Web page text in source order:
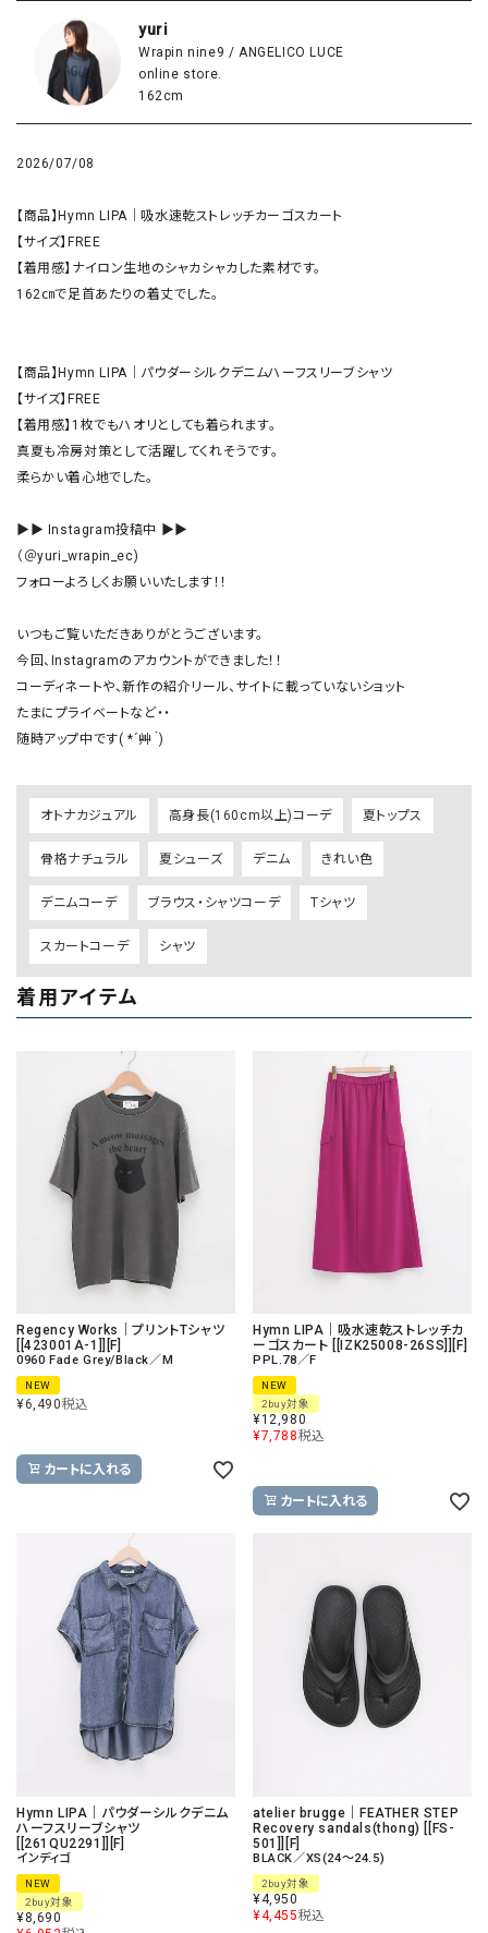
yuri
Wrapin nine9 / ANGELICO LUCE
online store.
162cm
2026/07/08
【商品】Hymn LIPA｜吸水速乾ストレッチカーゴスカート
【サイズ】FREE
【着用感】ナイロン生地のシャカシャカした素材です。
162㎝で足首あたりの着丈でした。
【商品】Hymn LIPA｜パウダーシルクデニムハーフスリーブシャツ
【サイズ】FREE
【着用感】1枚でもハオリとしても着られます。
真夏も冷房対策として活躍してくれそうです。
柔らかい着心地でした。
▶▶ Instagram投稿中 ▶▶
（＠yuri_wrapin_ec)
フォローよろしくお願いいたします！！
いつもご覧いただきありがとうございます。
今回、Instagramのアカウントができました！！
コーディネートや、新作の紹介リール、サイトに載っていないショット
たまにプライベートなど・・
随時アップ中です( *´艸｀)
オトナカジュアル 高身長(160cm以上)コーデ 夏トップス
骨格ナチュラル 夏シューズ デニム きれい色
デニムコーデ ブラウス・シャツコーデ Tシャツ
スカートコーデ シャツ
着用アイテム
Regency Works｜プリントTシャツ
[[423001A-1]][F]
0960 Fade Grey/Black／M
NEW
¥6,490税込
カートに入れる
Hymn LIPA｜吸水速乾ストレッチカ
ーゴスカート [[IZK25008-26SS]][F]
PPL.78／F
NEW
2buy対象
¥12,980
¥7,788税込
カートに入れる
Hymn LIPA｜パウダーシルクデニム
ハーフスリーブシャツ
[[261QU2291]][F]
インディゴ
NEW
2buy対象
¥8,690
atelier brugge｜FEATHER STEP
Recovery sandals(thong) [[FS-
501]][F]
BLACK／XS(24～24.5)
2buy対象
¥4,950
¥4,455税込